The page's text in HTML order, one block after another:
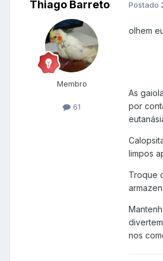
Thiago Barreto
Membro
61
Postado
olhem
As
por
limpos
Troque
nos